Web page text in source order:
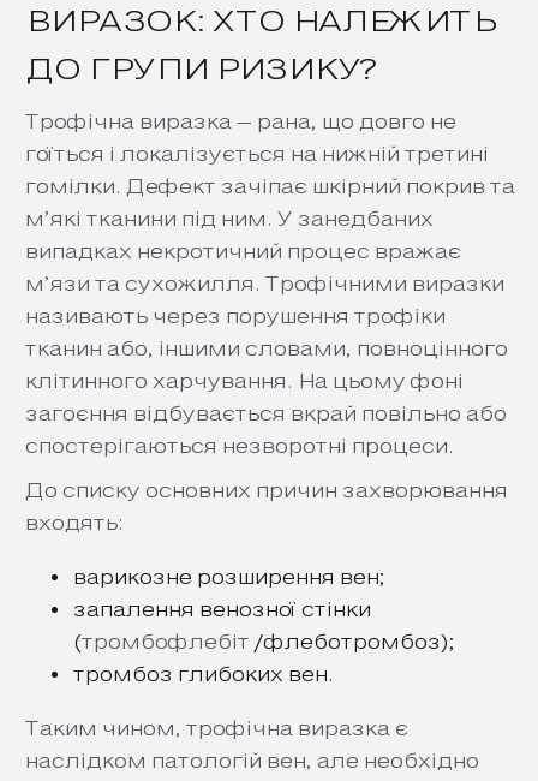
ВИРАЗОК: ХТО НАЛЕЖИТЬ
ДО ГРУПИ РИЗИКУ?
Трофічна виразка – рана, що довго не
гоїться і локалізується на нижній третині
гомілки. Дефект зачіпає шкірний покрив та
м’які тканини під ним. У занедбаних
випадках некротичний процес вражає
м’язи та сухожилля. Трофічними виразки
називають через порушення трофіки
тканин або, іншими словами, повноцінного
клітинного харчування. На цьому фоні
загоєння відбувається вкрай повільно або
спостерігаються незворотні процеси.
До списку основних причин захворювання
входять:
варикозне розширення вен;
запалення венозної стінки
(тромбофлебіт /флеботромбоз);
тромбоз глибоких вен.
Таким чином, трофічна виразка є
наслідком патологій вен, але необхідно